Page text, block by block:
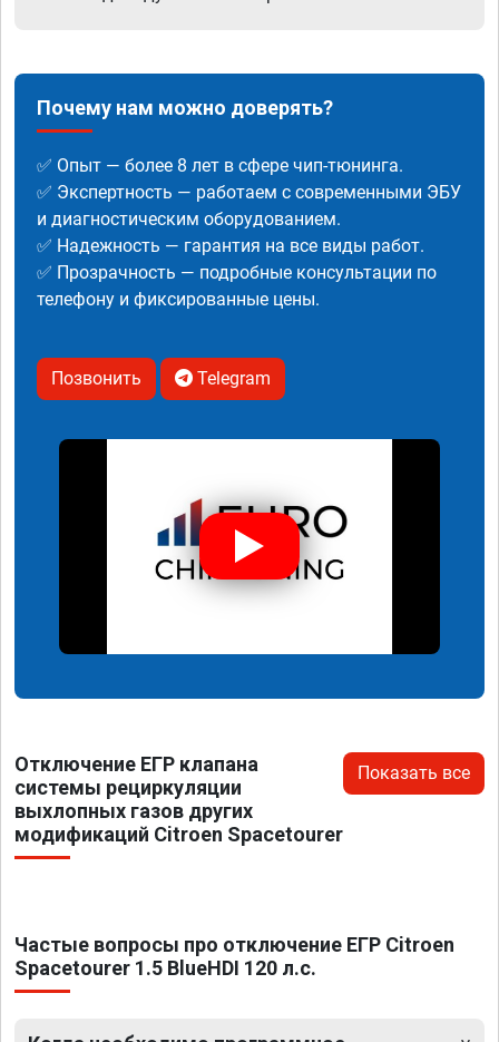
Почему нам можно доверять?
✅ Опыт — более 8 лет в сфере чип-тюнинга.
✅ Экспертность — работаем с современными ЭБУ
и диагностическим оборудованием.
✅ Надежность — гарантия на все виды работ.
✅ Прозрачность — подробные консультации по
телефону и фиксированные цены.
Позвонить Telegram
Отключение ЕГР клапана
системы рециркуляции
выхлопных газов других
модификаций Citroen Spacetourer
Показать все
Частые вопросы про отключение ЕГР Citroen
Spacetourer 1.5 BlueHDI 120 л.с.